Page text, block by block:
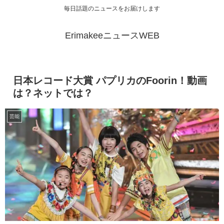
毎日話題のニュースをお届けします
ErimakeeニュースWEB
日本レコード大賞 パプリカのFoorin！動画
は？ネットでは？
芸能